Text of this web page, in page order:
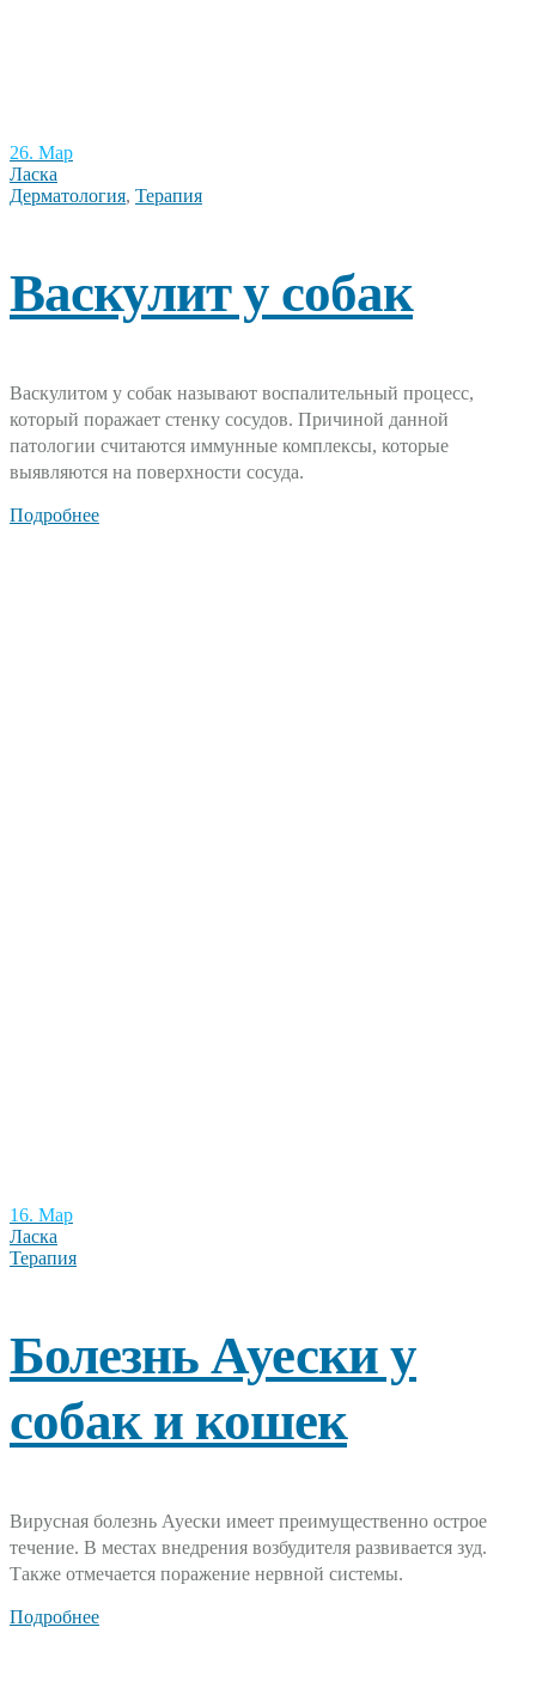
26. Мар
Ласка
Дерматология, Терапия
Васкулит у собак
Васкулитом у собак называют воспалительный процесс,
который поражает стенку сосудов. Причиной данной
патологии считаются иммунные комплексы, которые
выявляются на поверхности сосуда.
Подробнее
16. Мар
Ласка
Терапия
Болезнь Ауески у
собак и кошек
Вирусная болезнь Ауески имеет преимущественно острое
течение. В местах внедрения возбудителя развивается зуд.
Также отмечается поражение нервной системы.
Подробнее